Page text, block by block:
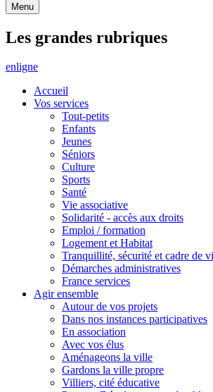
Menu
Les grandes rubriques
enligne
Accueil
Vos services
Tout-petits
Enfants
Jeunes
Séniors
Culture
Sports
Santé
Vie associative
Solidarité - accès aux droits
Emploi / formation
Logement et Habitat
Tranquillité, sécurité et cadre de
Démarches administratives
France services
Agir ensemble
Autour de vos projets
Dans nos instances participatives
En association
Avec vos élus
Aménageons la ville
Gardons la ville propre
Villiers, cité éducative